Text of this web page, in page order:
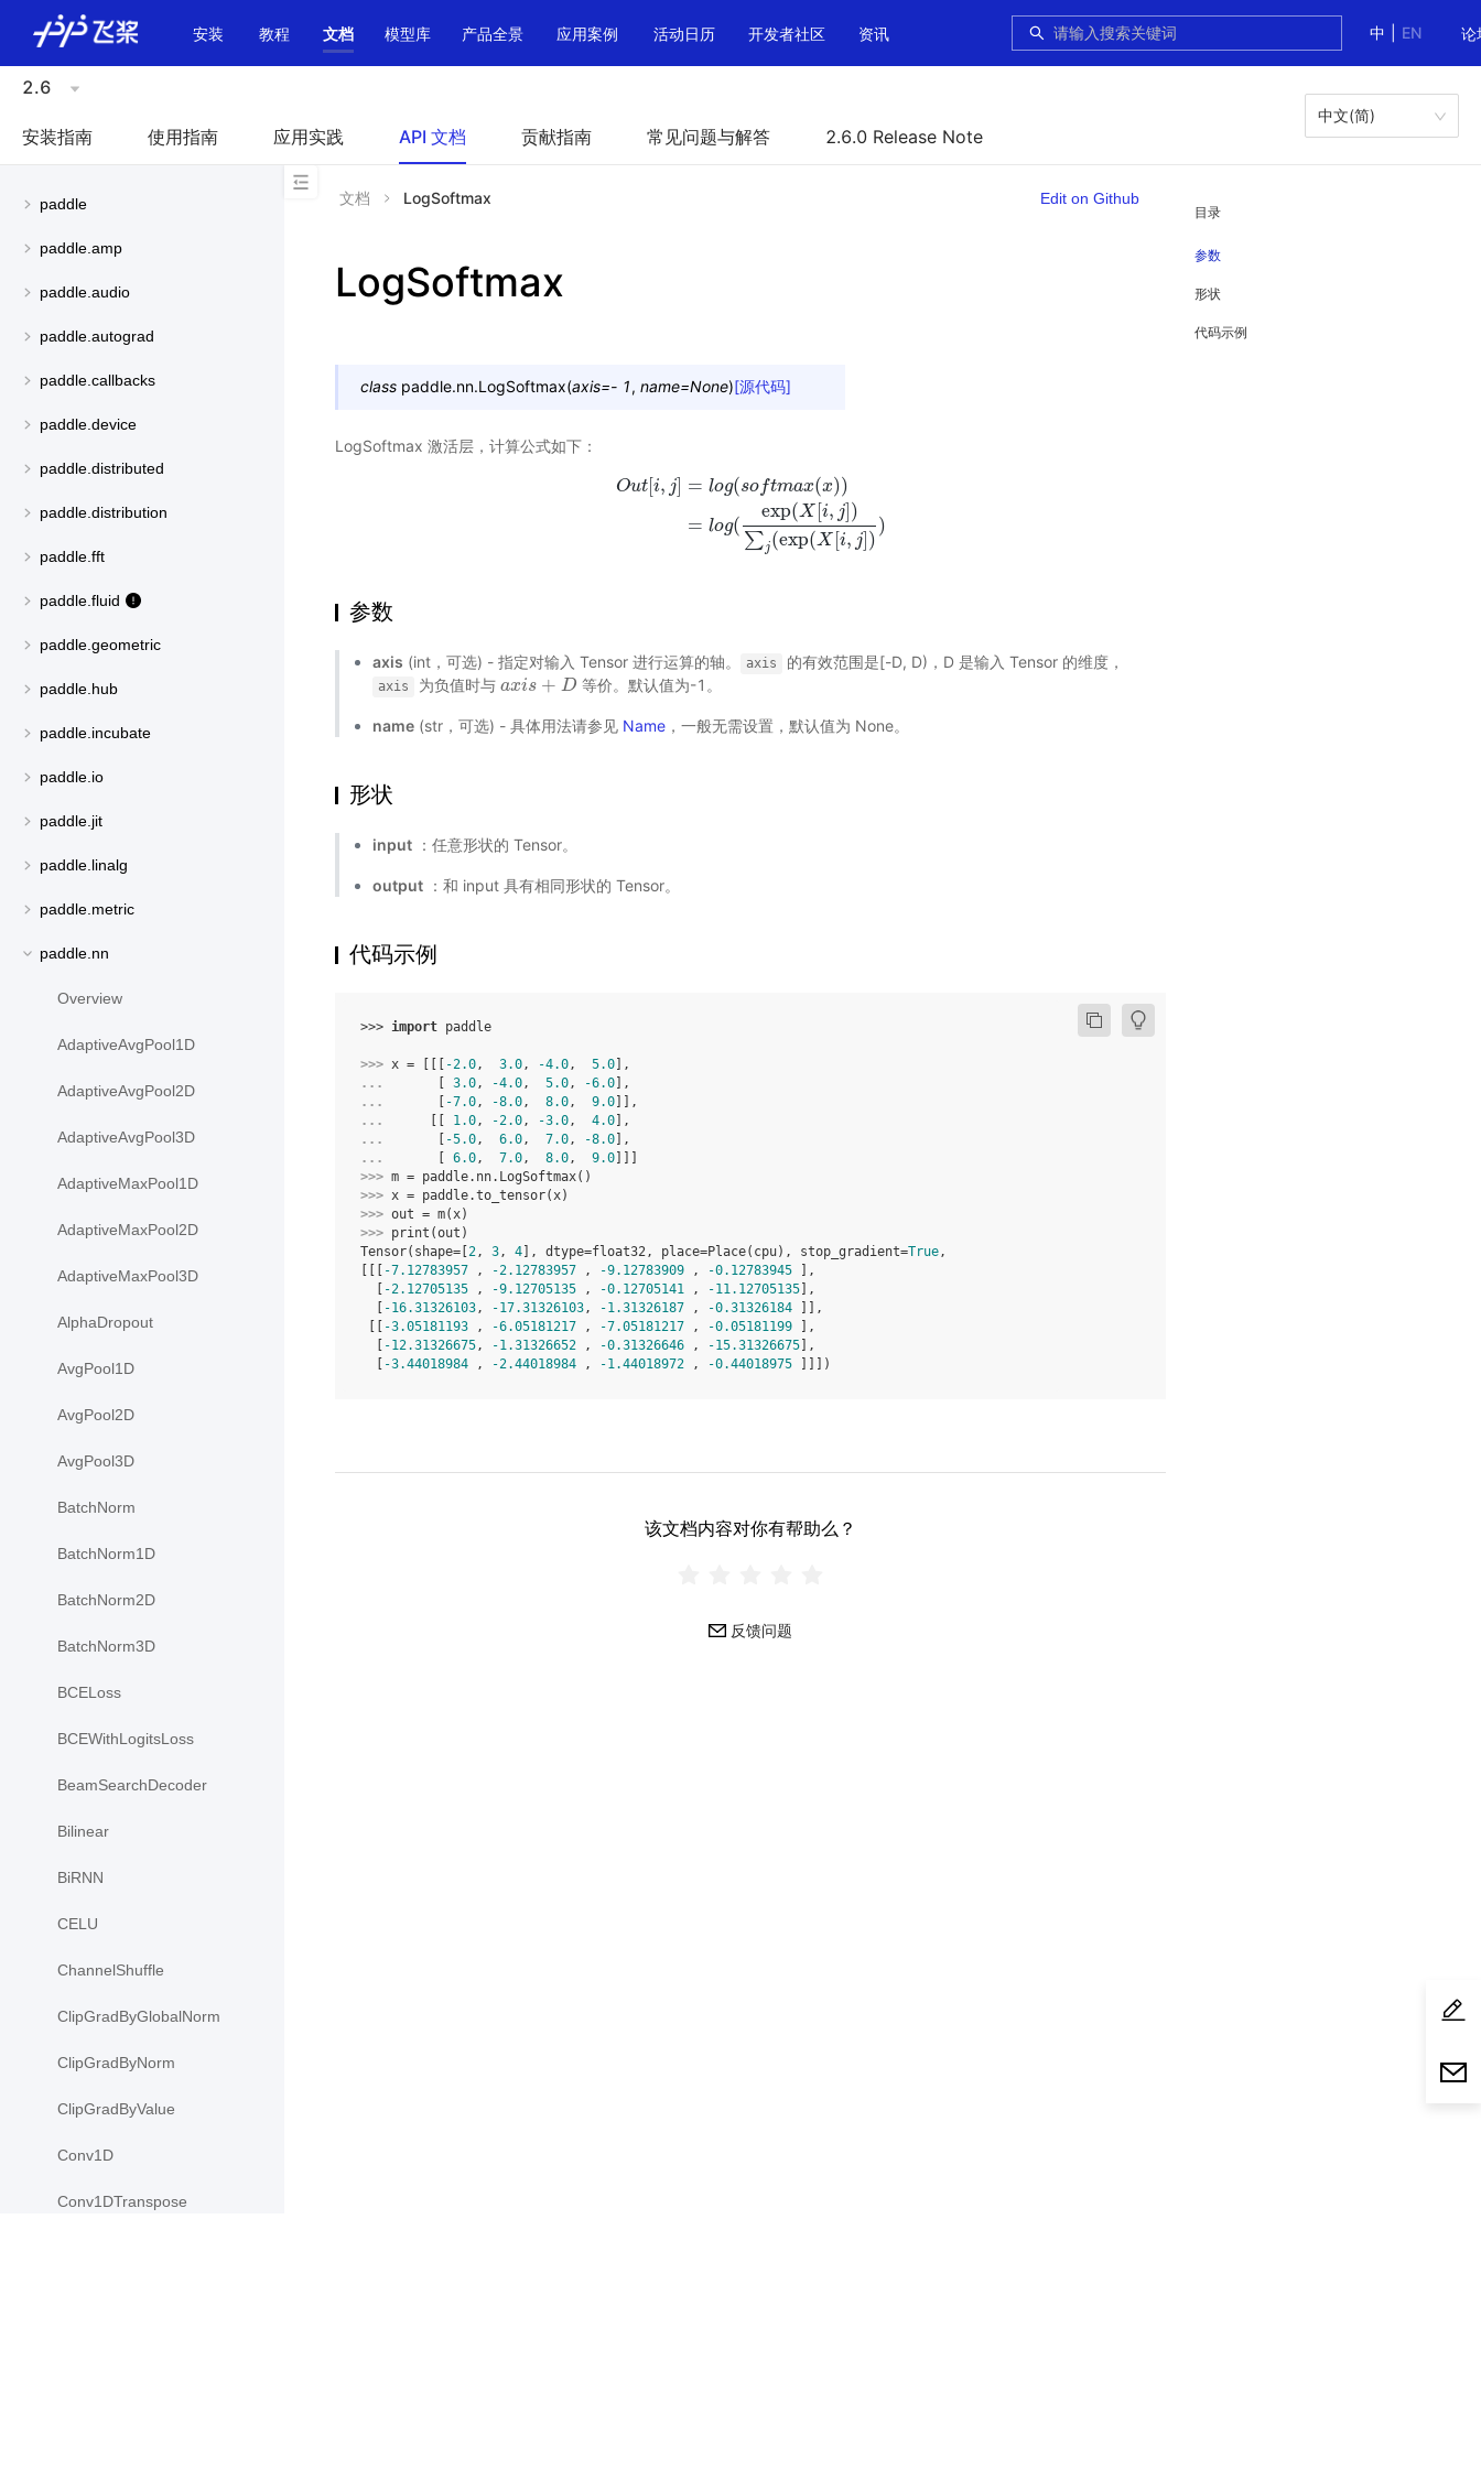
中
EN 论
安装 教程 文档 模型库 产品全景 应用案例 活动日历 开发者社区 资讯
2.6
安装指南 使用指南 应用实践 API 文档 贡献指南 常见问题与解答 2.6.0 Release Note
中文(简)
paddle
paddle.amp
paddle.audio
paddle.autograd
paddle.callbacks
paddle.device
paddle.distributed
paddle.distribution
paddle.fft
paddle.fluid
paddle.geometric
paddle.hub
paddle.incubate
paddle.io
paddle.jit
paddle.linalg
paddle.metric
paddle.nn
Overview
AdaptiveAvgPool1D
AdaptiveAvgPool2D
AdaptiveAvgPool3D
AdaptiveMaxPool1D
AdaptiveMaxPool2D
AdaptiveMaxPool3D
AlphaDropout
AvgPool1D
AvgPool2D
AvgPool3D
BatchNorm
BatchNorm1D
BatchNorm2D
BatchNorm3D
BCELoss
BCEWithLogitsLoss
BeamSearchDecoder
Bilinear
BiRNN
CELU
ChannelShuffle
ClipGradByGlobalNorm
ClipGradByNorm
ClipGradByValue
Conv1D
Conv1DTranspose
目录
参数
形状
代码示例
文档 LogSoftmax Edit on Github
LogSoftmax
class paddle.nn.LogSoftmax(axis=- 1, name=None)[源代码]
LogSoftmax 激活层，计算公式如下：
Out[i, j] = log(softmax(x))
= log(
exp(X [i, j])
∑j(exp(X [i, j])
)
of a x))=log( exp( X ])
参数
axis (int，可选) - 指定对输入 Tensor 进行运算的轴。 axis 的有效范围是[-D, D)，D 是输入 Tensor 的维度，
axis 为负值时与 axis + D
axis+ D 等价。默认值为-1。
name (str，可选) - 具体用法请参见 Name ，一般无需设置，默认值为 None。
形状
input ：任意形状的 Tensor。
output ：和 input 具有相同形状的 Tensor。
代码示例
>>> import paddle
>>> x = -2.0, 3.0, -4.0, 5.0 ],
...
3.0, -4.0, 5.0, -6.0 ],
...
-7.0, -8.0, 8.0, 9.0 ]],
...
1.0, -2.0, -3.0, 4.0 ],
...
-5.0, 6.0, 7.0, -8.0 ],
...
6.0, 7.0, 8.0, 9.0
>>> m = paddle. nn. LogSoftmax()
>>> x = paddle.to_tensor(x)
>>> out = m(x)
>>> print (out )
Tensor(shape=[ 2, 3, 4 ], dtype=float32, place=Place(cpu), stop_gradient=True,
-7.12783957 , -2.12783957 , -9.12783909 , -0.12783945 ],
-2.12705135 , -9.12705135 , -0.12705141 , -11.12705135 ],
-16.31326103, -17.31326103, -1.31326187 , -0.31326184 ]],
-3.05181193 , -6.05181217 , -7.05181217 , -0.05181199 ],
-12.31326675, -1.31326652 , -0.31326646 , -15.31326675 ],
-3.44018984 , -2.44018984 , -1.44018972 , -0.44018975 ]]])
该文档内容对你有帮助么？
反馈问题